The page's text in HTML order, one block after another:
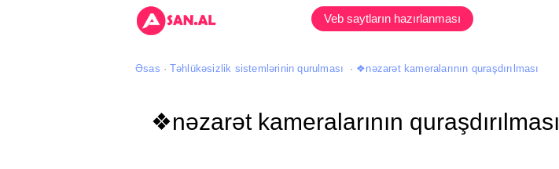
Veb saytların hazırlanması
Əsas Təhlükəsizlik sistemlərinin qurulması ❖nəzarət kameralarının quraşdırılması
❖nəzarət kameralarının quraşdırılması